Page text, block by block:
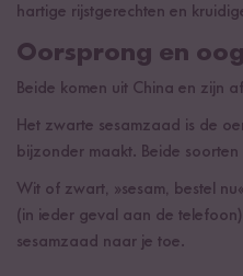
hartige rijstgerechten en
Oorsprong en
Beide komen uit China en zijn
Het zwarte sesamzaad is de
bijzonder maakt. Beide
Wit of zwart, »sesam, bestel
(in ieder geval aan de
sesamzaad naar je toe.